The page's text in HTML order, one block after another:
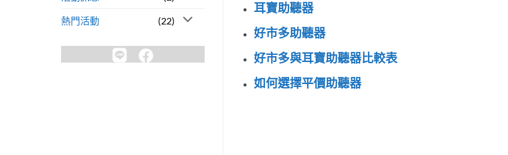
熱門活動 (22)
耳寶助聽器
好市多助聽器
好市多與耳寶助聽器比較表
如何選擇平價助聽器